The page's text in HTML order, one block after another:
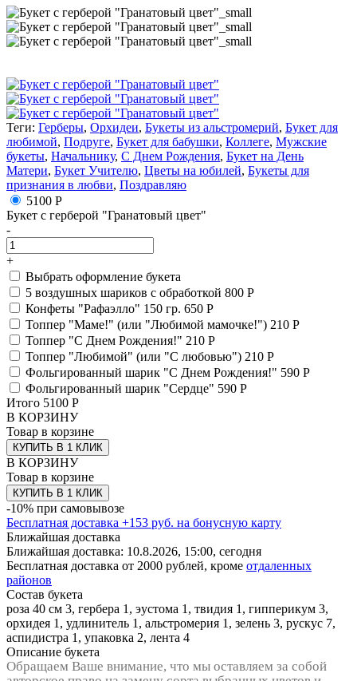
Теги: Герберы, Орхидеи, Букеты из альстромерий, Букет для
любимой, Подруге, Букет для бабушки, Коллеге, Мужские
букеты, Начальнику, С Днем Рождения, Букет на День
Матери, Букет Учителю, Цветы на юбилей, Букеты для
признания в любви, Поздравляю
5100 Р
Букет с герберой "Гранатовый цвет"
-
+
Выбрать оформление букета
5 воздушных шариков с обработкой 800 Р
Конфеты "Рафаэлло" 150 гр. 650 Р
Топпер "Маме!" (или "Любимой мамочке!") 210 Р
Топпер "С Днем Рождения!" 210 Р
Топпер "Любимой" (или "С любовью") 210 Р
Фольгированный шарик "С Днем Рождения!" 590 Р
Фольгированный шарик "Сердце" 590 Р
Итого 5100 Р
В КОРЗИНУ
Товар в корзине
КУПИТЬ В 1 КЛИК
В КОРЗИНУ
Товар в корзине
КУПИТЬ В 1 КЛИК
-10% при самовывозе
Бесплатная доставка +153 руб. на бонусную карту
Ближайшая доставка
Ближайшая доставка: 10.8.2026, 15:00, сегодня
Бесплатная доставка от 2000 рублей, кроме отдаленных
районов
Состав букета
роза 40 см 3, гербера 1, эустома 1, твидия 1, гипперикум 3,
орхидея 1, удлинитель 1, альстромерия 1, зелень 3, рускус 7,
аспидистра 1, упаковка 2, лента 4
Описание букета
Обращаем Ваше внимание, что мы оставляем за собой